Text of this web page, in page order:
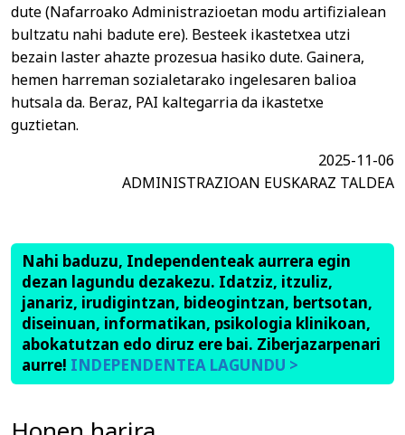
dute (Nafarroako Administrazioetan modu artifizialean
bultzatu nahi badute ere). Besteek ikastetxea utzi
bezain laster ahazte prozesua hasiko dute. Gainera,
hemen harreman sozialetarako ingelesaren balioa
hutsala da. Beraz, PAI kaltegarria da ikastetxe
guztietan.
2025-11-06
ADMINISTRAZIOAN EUSKARAZ TALDEA
Nahi baduzu, Independenteak aurrera egin
dezan lagundu dezakezu. Idatziz, itzuliz,
janariz, irudigintzan, bideogintzan, bertsotan,
diseinuan, informatikan, psikologia klinikoan,
abokatutzan edo diruz ere bai. Ziberjazarpenari
aurre! INDEPENDENTEA LAGUNDU >